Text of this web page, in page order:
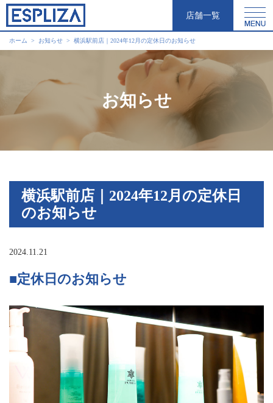
店舗一覧
ホーム お知らせ 横浜駅前店｜2024年12月の定休日のお知らせ
お知らせ
横浜駅前店｜2024年12月の定休日
のお知らせ
2024.11.21
■定休日のお知らせ